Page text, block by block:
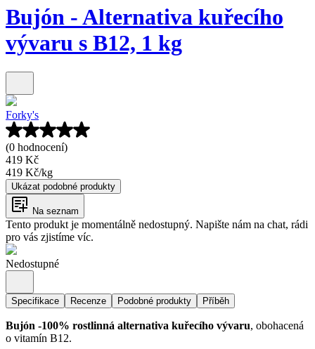
Bujón - Alternativa kuřecího
vývaru s B12, 1 kg
Forky's
(0 hodnocení)
419 Kč
419 Kč/kg
Ukázat podobné produkty
Na seznam
Tento produkt je momentálně nedostupný. Napište nám na chat, rádi
pro vás zjistíme víc.
Nedostupné
Specifikace Recenze Podobné produkty Příběh
Bujón -100% rostlinná alternativa kuřecího vývaru, obohacená
o vitamín B12.